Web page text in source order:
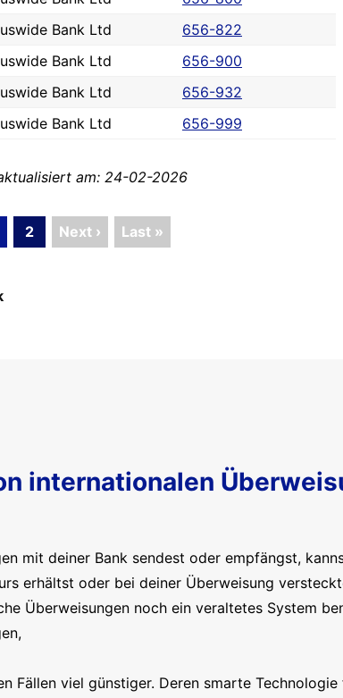
Bank Ltd
656-822
Bank Ltd
656-900
Bank Ltd
656-932
Bank Ltd 656-999
am: 24-02-2026
2 Next › Last »
internationalen
mit deiner Bank sendest oder empfängst,
erhältst oder bei deiner Überweisung
Überweisungen noch ein veraltetes System
Fällen viel günstiger. Deren smarte